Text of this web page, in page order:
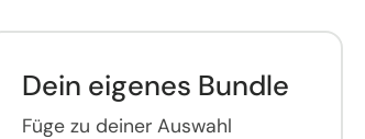
Dein eigenes Bundle
Füge zu deiner Auswahl